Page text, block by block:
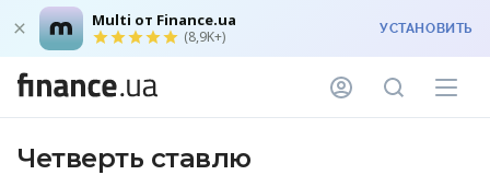
Multi от Finance.ua
(8,9K+) УСТАНОВИТЬ
Четверть ставлю